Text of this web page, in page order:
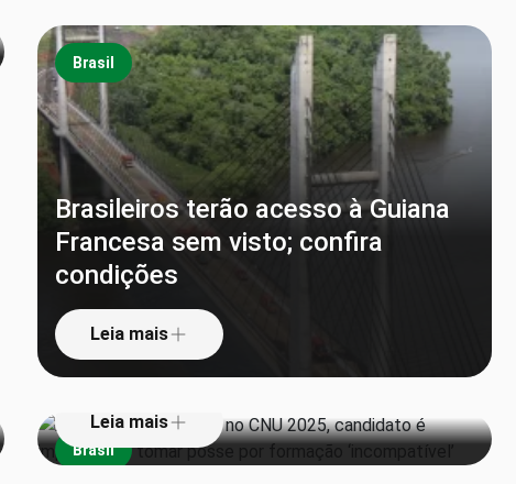
Brasil
Brasileiros terão acesso à Guiana
Francesa sem visto; confira
condições
Leia mais
Brasil
Aprovado em 1º lugar no CNU
2025, candidato é impedido de
tomar posse por formação
‘incompatível’
Leia mais